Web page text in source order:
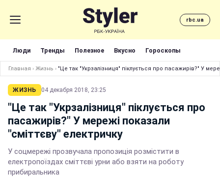
rbc.ua
Люди Тренды Полезное Вкусно Гороскопы
Главная › Жизнь › "Це так "Укрзалізниця" піклується про пасажирів?" У
ЖИЗНЬ 04 декабря 2018, 23:25
"Це так "Укрзалізниця" піклується про
пасажирів?" У мережі показали
"сміттєву" електричку
У соцмережі прозвучала пропозиція розмістити в
електропоїздах сміттєві урни або взяти на роботу
прибиральника